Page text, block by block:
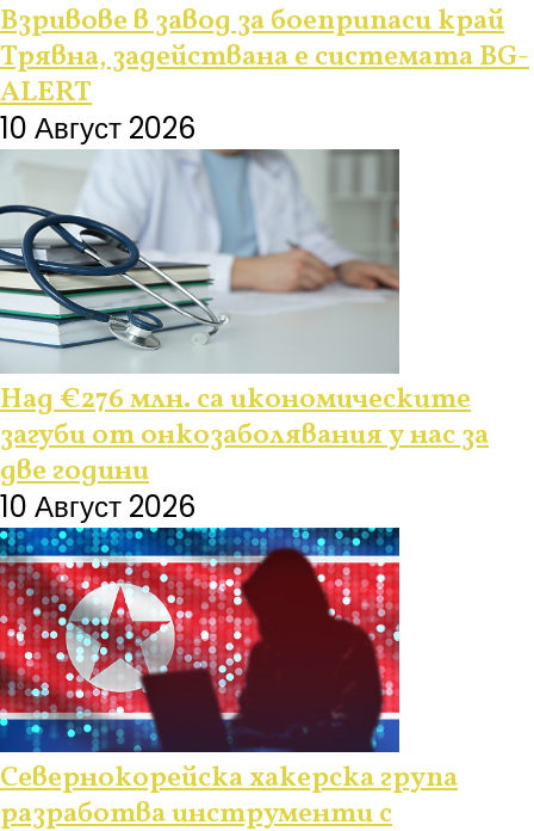
Взривове в завод за боеприпаси край
Трявна, задействана е системата BG-
ALERT
10 Август 2026
Над €276 млн. са икономическите
загуби от онкозаболявания у нас за
две години
10 Август 2026
Севернокорейска хакерска група
разработва инструменти с